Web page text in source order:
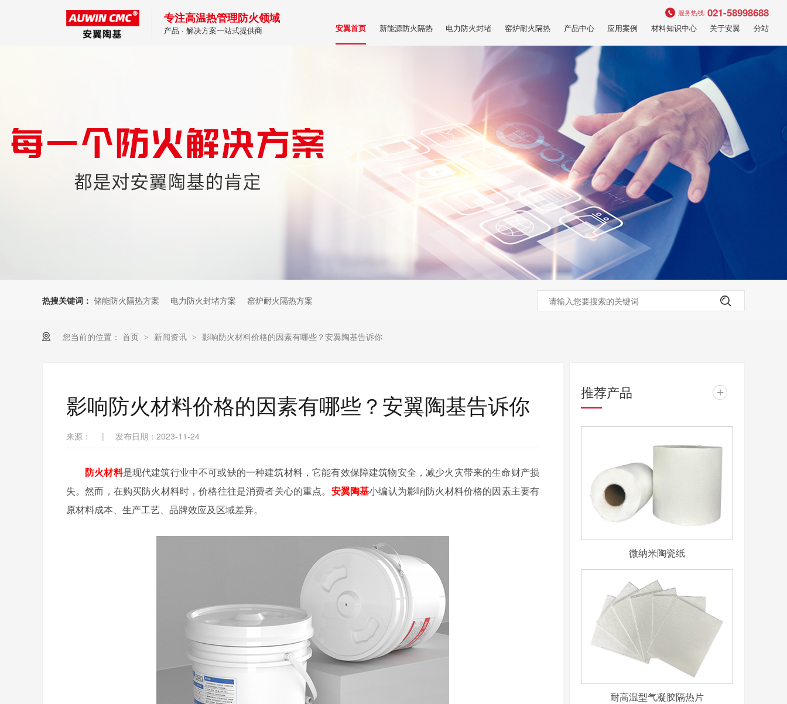
专注高温热管理防火领域
产品 · 解决方案一站式提供商
服务热线:021-58998688
安翼首页 新能源防火隔热 电力防火封堵 窑炉耐火隔热 产品中心 应用案例 材料知识中心 关于安翼 分站
热搜关键词： 储能防火隔热方案 电力防火封堵方案 窑炉耐火隔热方案
您当前的位置： 首页 > 新闻资讯 > 影响防火材料价格的因素有哪些？安翼陶基告诉你
影响防火材料价格的因素有哪些？安翼陶基告诉你
来源： | 发布日期：2023-11-24
防火材料是现代建筑行业中不可或缺的一种建筑材料，它能有效保障建筑物安全，减少火灾带来的生命财产损
失。然而，在购买防火材料时，价格往往是消费者关心的重点。 安翼陶基小编认为影响防火材料价格的因素主要有
原材料成本、生产工艺、品牌效应及区域差异。
推荐产品 +
微纳米陶瓷纸
耐高温型气凝胶隔热片